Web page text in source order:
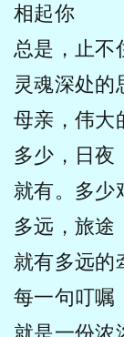
相起你
总是，止不
灵魂深处的
母亲，伟大
多少，日夜
就有。多少
多远，旅途
就有多远的
每一句叮嘱